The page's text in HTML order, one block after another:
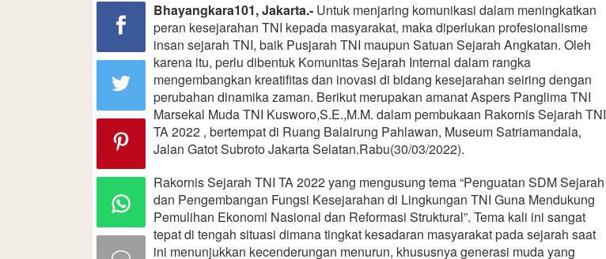
Bhayangkara101, Jakarta.- Untuk menjaring komunikasi dalam meningkatkan
peran kesejarahan TNI kepada masyarakat, maka diperlukan profesionalisme
insan sejarah TNI, baik Pusjarah TNI maupun Satuan Sejarah Angkatan. Oleh
karena itu, perlu dibentuk Komunitas Sejarah Internal dalam rangka
mengembangkan kreatifitas dan inovasi di bidang kesejarahan seiring dengan
perubahan dinamika zaman. Berikut merupakan amanat Aspers Panglima TNI
Marsekal Muda TNI Kusworo,S.E.,M.M. dalam pembukaan Rakornis Sejarah TNI
TA 2022 , bertempat di Ruang Balairung Pahlawan, Museum Satriamandala,
Jalan Gatot Subroto Jakarta Selatan.Rabu(30/03/2022).
Rakornis Sejarah TNI TA 2022 yang mengusung tema “Penguatan SDM Sejarah
dan Pengembangan Fungsi Kesejarahan di Lingkungan TNI Guna Mendukung
Pemulihan Ekonomi Nasional dan Reformasi Struktural”. Tema kali ini sangat
tepat di tengah situasi dimana tingkat kesadaran masyarakat pada sejarah saat
ini menunjukkan kecenderungan menurun, khususnya generasi muda yang